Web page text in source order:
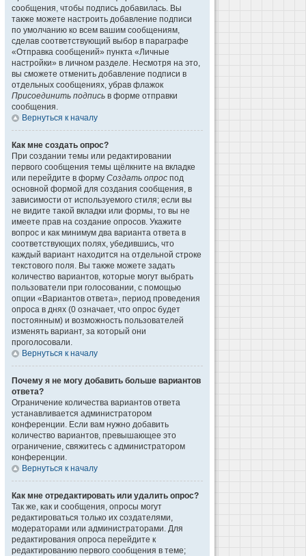
сообщения, чтобы подпись добавилась. Вы
также можете настроить добавление подписи
по умолчанию ко всем вашим сообщениям,
сделав соответствующий выбор в параграфе
«Отправка сообщений» пункта «Личные
настройки» в личном разделе. Несмотря на это,
вы сможете отменить добавление подписи в
отдельных сообщениях, убрав флажок
Присоединить подпись в форме отправки
сообщения.
Вернуться к началу
Как мне создать опрос?
При создании темы или редактировании
первого сообщения темы щёлкните на вкладке
или перейдите в форму Создать опрос под
основной формой для создания сообщения, в
зависимости от используемого стиля; если вы
не видите такой вкладки или формы, то вы не
имеете прав на создание опросов. Укажите
вопрос и как минимум два варианта ответа в
соответствующих полях, убедившись, что
каждый вариант находится на отдельной строке
текстового поля. Вы также можете задать
количество вариантов, которые могут выбрать
пользователи при голосовании, с помощью
опции «Вариантов ответа», период проведения
опроса в днях (0 означает, что опрос будет
постоянным) и возможность пользователей
изменять вариант, за который они
проголосовали.
Вернуться к началу
Почему я не могу добавить больше вариантов
ответа?
Ограничение количества вариантов ответа
устанавливается администратором
конференции. Если вам нужно добавить
количество вариантов, превышающее это
ограничение, свяжитесь с администратором
конференции.
Вернуться к началу
Как мне отредактировать или удалить опрос?
Так же, как и сообщения, опросы могут
редактироваться только их создателями,
модераторами или администраторами. Для
редактирования опроса перейдите к
редактированию первого сообщения в теме;